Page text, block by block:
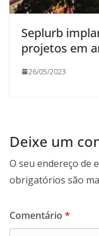
Seplurb
projetos em
26/05/2023
Deixe um
O seu endereço de
obrigatórios são
Comentário *